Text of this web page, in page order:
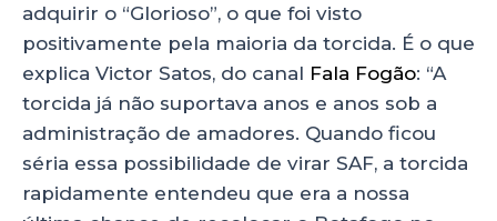
adquirir o “Glorioso”, o que foi visto
positivamente pela maioria da torcida. É o que
explica Victor Satos, do canal Fala Fogão: “A
torcida já não suportava anos e anos sob a
administração de amadores. Quando ficou
séria essa possibilidade de virar SAF, a torcida
rapidamente entendeu que era a nossa